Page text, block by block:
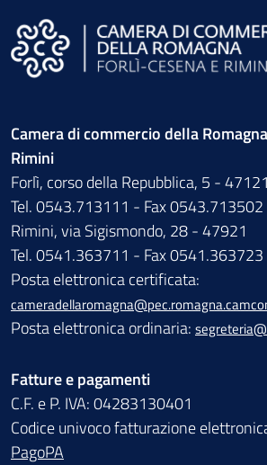
Camera di commercio della
Rimini
Forlì, corso della Repubblica, 5 -
Tel. 0543.713111 - Fax 0543.713502
Rimini, via Sigismondo, 28 - 47921
Tel. 0541.363711 - Fax 0541.363723
Posta elettronica certificata:
Posta elettronica ordinaria:
Fatture e pagamenti
C.F. e P. IVA: 04283130401
Codice univoco fatturazione
PagoPA